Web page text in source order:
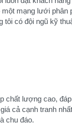
mạng lưới phân
tôi có đội ngũ kỹ
chất lượng cao,
cả cạnh tranh
chu đáo.